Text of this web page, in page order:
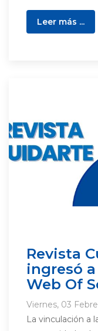
Leer más ...
Revista
ingresó
Web Of
Viernes, 03
La vinculación a